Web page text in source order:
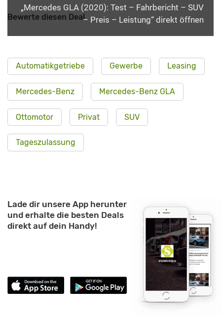
„Mercedes GLA (2020): Test – Fahrbericht – SUV
– Preis – Leistung“ direkt öffnen
Bewerte diesen Deal
Automatikgetriebe Gewerbe Leasing
Mercedes-Benz Mercedes-Benz GLA
Ottomotor Privat SUV
Tageszulassung
Lade dir unsere App herunter
und erhalte die besten Deals
direkt auf dein Handy!